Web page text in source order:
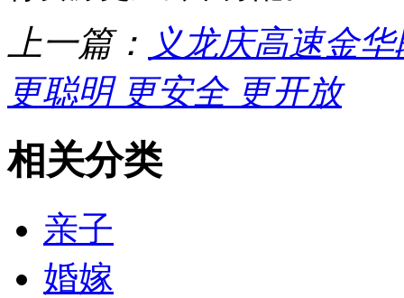
上一篇： 义龙庆高速金
更聪明 更安全 更开放
相关分类
亲子
婚嫁